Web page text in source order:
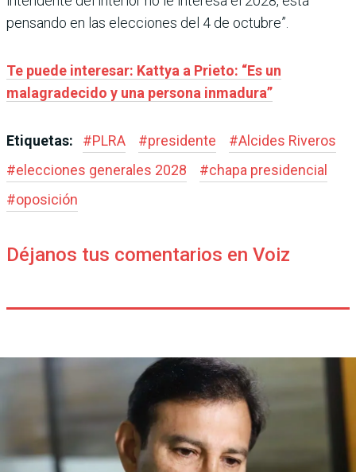
pensando en las elecciones del 4 de octubre”.
Te puede interesar: Kattya a Prieto: “Es un
malagradecido y una persona inmadura”
Etiquetas: #PLRA #presidente #Alcides Riveros
#elecciones generales 2028 #chapa presidencial
#oposición
Déjanos tus comentarios en Voiz